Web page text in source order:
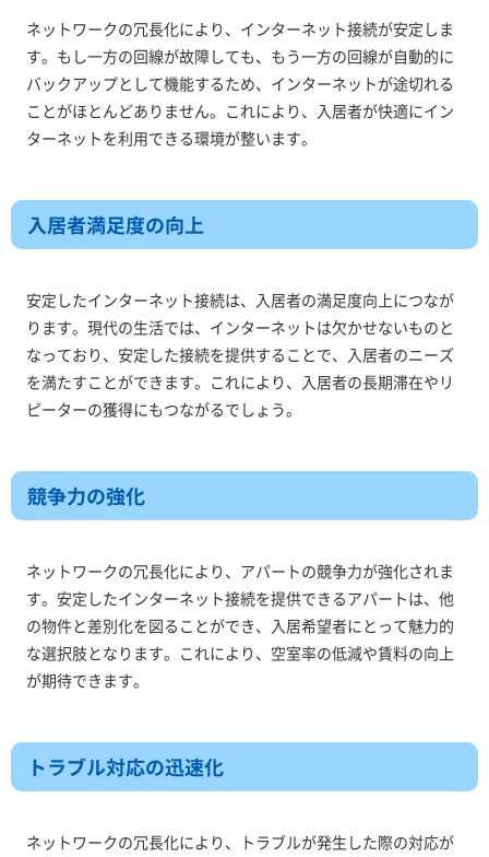
ネットワークの冗長化により、インターネット接続が安定しま
す。もし一方の回線が故障しても、もう一方の回線が自動的に
バックアップとして機能するため、インターネットが途切れる
ことがほとんどありません。これにより、入居者が快適にイン
ターネットを利用できる環境が整います。
入居者満足度の向上
安定したインターネット接続は、入居者の満足度向上につなが
ります。現代の生活では、インターネットは欠かせないものと
なっており、安定した接続を提供することで、入居者のニーズ
を満たすことができます。これにより、入居者の長期滞在やリ
ピーターの獲得にもつながるでしょう。
競争力の強化
ネットワークの冗長化により、アパートの競争力が強化されま
す。安定したインターネット接続を提供できるアパートは、他
の物件と差別化を図ることができ、入居希望者にとって魅力的
な選択肢となります。これにより、空室率の低減や賃料の向上
が期待できます。
トラブル対応の迅速化
ネットワークの冗長化により、トラブルが発生した際の対応が